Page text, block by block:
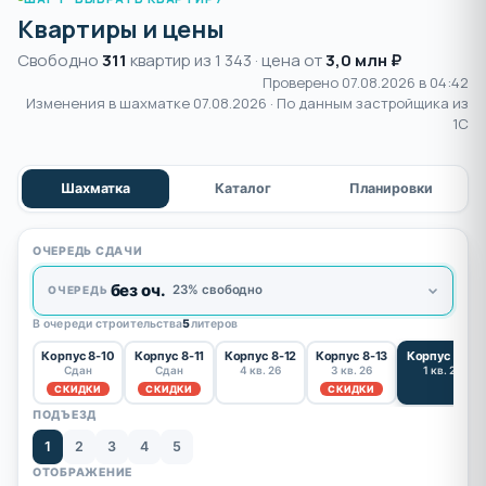
Квартиры и цены
Свободно311 квартир из 1 343 · цена от3,0 млн ₽
Проверено 07.08.2026 в 04:42
Изменения в шахматке 07.08.2026 · По данным застройщика из
1С
Шахматка Каталог Планировки
ОЧЕРЕДЬ СДАЧИ
ОЧЕРЕДЬ без оч. 23% свободно
В очереди строительства5литеров
Корпус 8-10
Сдан
СКИДКИ
Корпус 8-11
Сдан
СКИДКИ
Корпус 8-12
4 кв. 26
Корпус 8-13
3 кв. 26
СКИДКИ
Корпус 8-14
1 кв. 27
ПОДЪЕЗД
1 2 3 4 5
ОТОБРАЖЕНИЕ